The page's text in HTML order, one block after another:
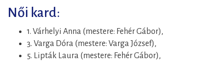
Női kard:
1. Várhelyi Anna (mestere: Fehér Gábor),
3. Varga Dóra (mestere: Varga József),
5. Lipták Laura (mestere: Fehér Gábor),